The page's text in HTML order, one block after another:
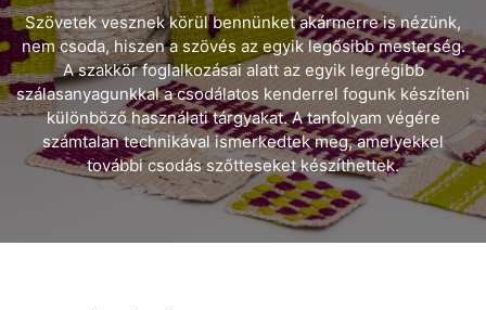
Szövetek vesznek körül bennünket akármerre is nézünk,
nem csoda, hiszen a szövés az egyik legősibb mesterség.
A szakkör foglalkozásai alatt az egyik legrégibb
szálasanyagunkkal a csodálatos kenderrel fogunk készíteni
különböző használati tárgyakat. A tanfolyam végére
számtalan technikával ismerkedtek meg, amelyekkel
további csodás szőtteseket készíthettek.